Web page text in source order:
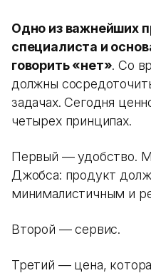
Одно из важнейших
специалиста и
говорить «нет». Со
должны
задачах. Сегодня
четырех принципах.
Первый — удобство.
Джобса: продукт
минималистичным и
Второй — сервис.
Третий — цена,